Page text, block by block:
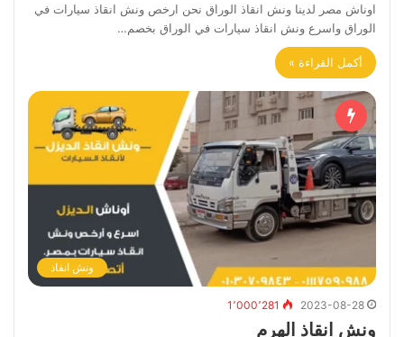
اوناش مصر لدينا ونش انقاذ الوراق نحن ارخص ونش انقاذ سيارات في
الوراق واسرع ونش انقاذ سيارات في الوراق بخصم…
أكمل القراءة »
ونش انقاذ
2023-08-28 1٬000٬281
ونش انقاذ الهرم